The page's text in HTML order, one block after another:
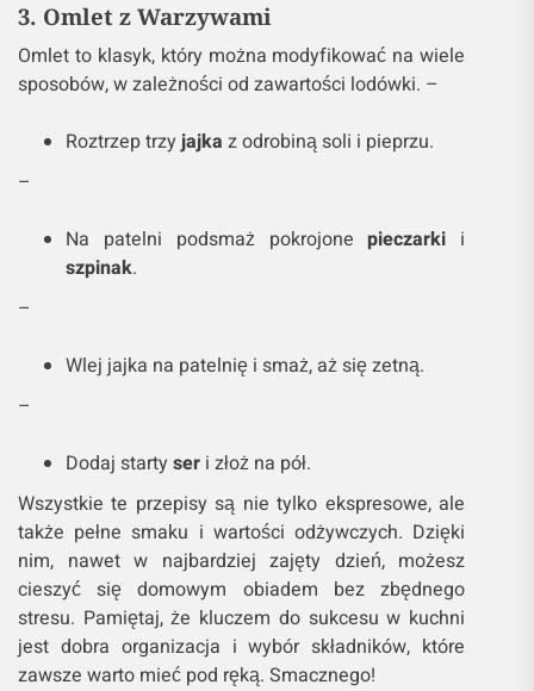
3. Omlet z Warzywami
Omlet to klasyk, który można modyfikować na wiele
sposobów, w zależności od zawartości lodówki. –
Roztrzep trzyjajka z odrobiną soli i pieprzu.
–
Na patelni podsmaż pokrojonepieczarki i
szpinak.
–
Wlej jajka na patelnię i smaż, aż się zetną.
–
Dodaj startyser i złoż na pół.
Wszystkie te przepisy są nie tylko ekspresowe, ale
także pełne smaku i wartości odżywczych. Dzięki
nim, nawet w najbardziej zajęty dzień, możesz
cieszyć się domowym obiadem bez zbędnego
stresu. Pamiętaj, że kluczem do sukcesu w kuchni
jest dobra organizacja i wybór składników, które
zawsze warto mieć pod ręką. Smacznego!